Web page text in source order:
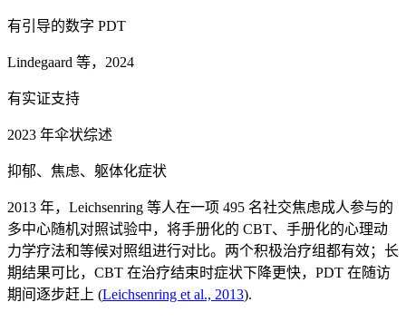
有引导的数字 PDT
Lindegaard 等，2024
有实证支持
2023 年伞状综述
抑郁、焦虑、躯体化症状
2013 年，Leichsenring 等人在一项 495 名社交焦虑成人参与的
多中心随机对照试验中，将手册化的 CBT、手册化的心理动
力学疗法和等候对照组进行对比。两个积极治疗组都有效；长
期结果可比，CBT 在治疗结束时症状下降更快，PDT 在随访
期间逐步赶上 (Leichsenring et al., 2013).